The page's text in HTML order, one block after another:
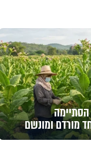
מורדם ומונשם